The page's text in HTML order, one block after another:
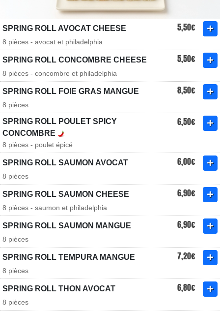
SPRING ROLL AVOCAT CHEESE 5,50€
8 pièces - avocat et philadelphia
SPRING ROLL CONCOMBRE CHEESE 5,50€
8 pièces - concombre et philadelphia
SPRING ROLL FOIE GRAS MANGUE 8,50€
8 pièces
SPRING ROLL POULET SPICY
CONCOMBRE
6,50€
8 pièces - poulet épicé
SPRING ROLL SAUMON AVOCAT 6,00€
8 pièces
SPRING ROLL SAUMON CHEESE 6,90€
8 pièces - saumon et philadelphia
SPRING ROLL SAUMON MANGUE 6,90€
8 pièces
SPRING ROLL TEMPURA MANGUE 7,20€
8 pièces
SPRING ROLL THON AVOCAT 6,80€
8 pièces